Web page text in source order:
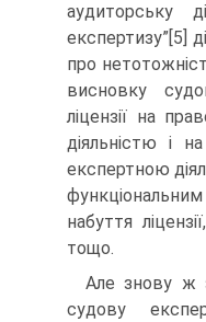
аудиторську
експертизу”[5]
про
висновку
ліцензії на
діяльністю і
експертною
набуття
тощо.
Але знову ж
судову